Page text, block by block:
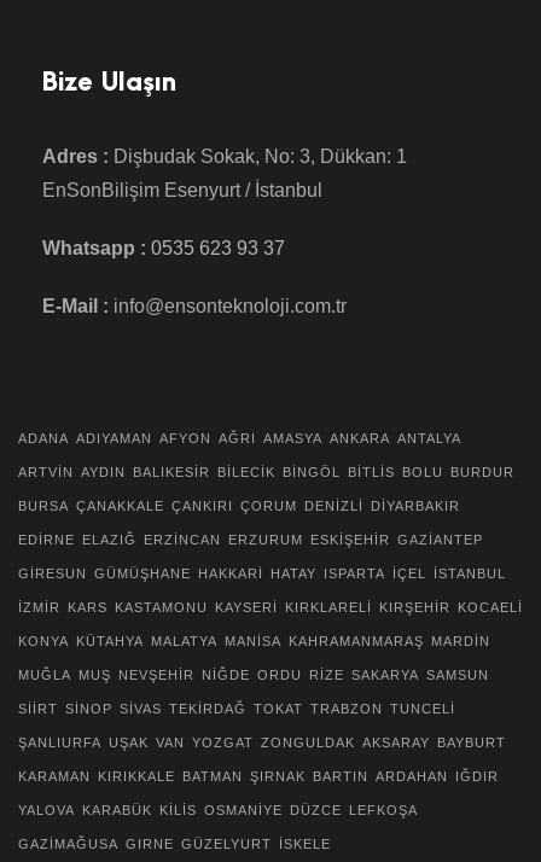
Bize Ulaşın
Adres : Dişbudak Sokak, No: 3, Dükkan: 1
EnSonBilişim Esenyurt / İstanbul
Whatsapp : 0535 623 93 37
E-Mail : info@ensonteknoloji.com.tr
ADANA ADIYAMAN AFYON AĞRI AMASYA ANKARA ANTALYA
ARTVİN AYDIN BALIKESİR BİLECİK BİNGÖL BİTLİS BOLU BURDUR
BURSA ÇANAKKALE ÇANKIRI ÇORUM DENİZLİ DİYARBAKIR
EDİRNE ELAZIĞ ERZİNCAN ERZURUM ESKİŞEHİR GAZİANTEP
GİRESUN GÜMÜŞHANE HAKKARİ HATAY ISPARTA İÇEL İSTANBUL
İZMİR KARS KASTAMONU KAYSERİ KIRKLARELİ KIRŞEHİR KOCAELİ
KONYA KÜTAHYA MALATYA MANİSA KAHRAMANMARAŞ MARDİN
MUĞLA MUŞ NEVŞEHİR NİĞDE ORDU RİZE SAKARYA SAMSUN
SİİRT SİNOP SİVAS TEKİRDAĞ TOKAT TRABZON TUNCELİ
ŞANLIURFA UŞAK VAN YOZGAT ZONGULDAK AKSARAY BAYBURT
KARAMAN KIRIKKALE BATMAN ŞIRNAK BARTIN ARDAHAN IĞDIR
YALOVA KARABÜK KİLİS OSMANİYE DÜZCE LEFKOŞA
GAZİMAĞUSA GIRNE GÜZELYURT İSKELE